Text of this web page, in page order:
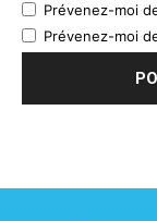
Prévenez-moi
Prévenez-moi